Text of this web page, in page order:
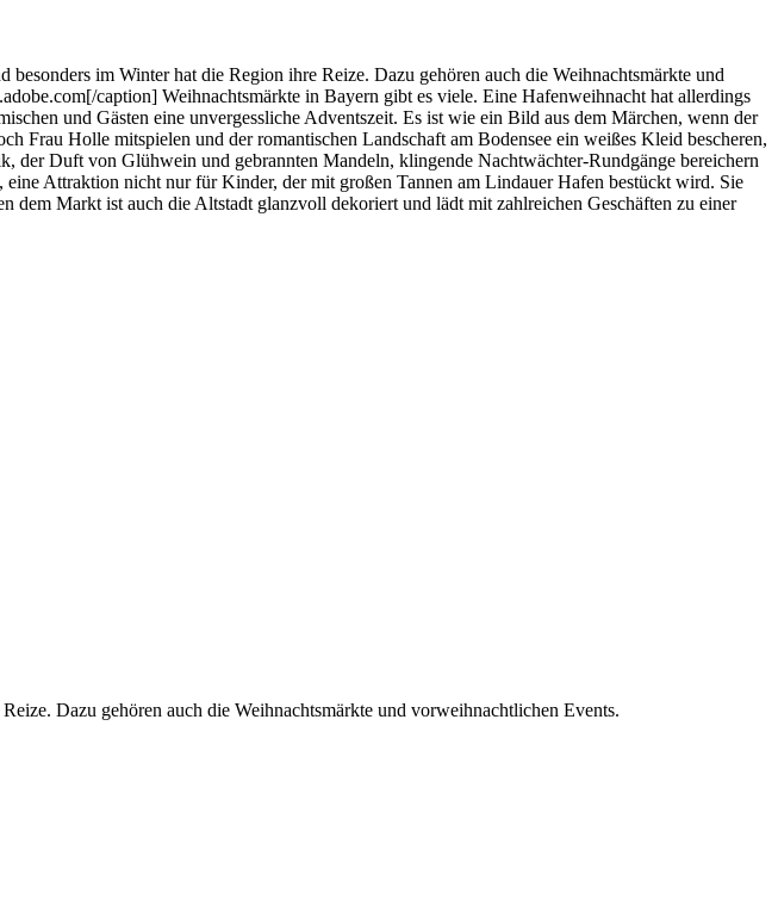
im Winter hat die Region ihre Reize. Dazu gehören auch die Weihnachtsmärkte und
caption] Weihnachtsmärkte in Bayern gibt es viele. Eine Hafenweihnacht hat allerdings
und Gästen eine unvergessliche Adventszeit. Es ist wie ein Bild aus dem Märchen, wenn der
Frau Holle mitspielen und der romantischen Landschaft am Bodensee ein weißes Kleid bescheren,
der Duft von Glühwein und gebrannten Mandeln, klingende Nachtwächter-Rundgänge bereichern
Attraktion nicht nur für Kinder, der mit großen Tannen am Lindauer Hafen bestückt wird. Sie
Markt ist auch die Altstadt glanzvoll dekoriert und lädt mit zahlreichen Geschäften zu einer
Dazu gehören auch die Weihnachtsmärkte und vorweihnachtlichen Events.